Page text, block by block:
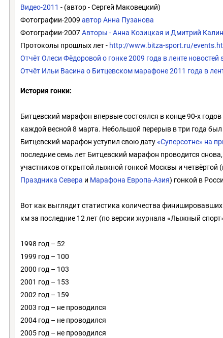
Видео-2011 - (автор - Сергей Маковецкий)
Фотографии-2009 автор Анна Пузанова
Фотографии-2007Авторы - Анна Козицкая и Дмитрий
Протоколы прошлых лет - http://www.bitza-sport.ru/
Отчёт Олеси Фёдоровой о гонке 2009 года в ленте
Отчёт Ильи Васина о Битцевском марафоне 2011 года в
История гонки:
Битцевский марафон впервые состоялся в конце 90-х
каждой весной 8 марта. Небольшой перерыв в три года
Битцевский марафон уступил свою дату«Суперсотне» на
последние семь лет Битцевский марафон проводится
участников открытой лыжной гонкой Москвы и четвёртой
Праздника Севера и Марафона Европа-Азия) гонкой в
Вот как выглядит статистика количества
км за последние 12 лет (по версии журнала «Лыжный
1998 год – 52
1999 год – 100
2000 год – 103
2001 год – 153
2002 год – 159
2003 год – не проводился
2004 год – не проводился
2005 год – не проводился